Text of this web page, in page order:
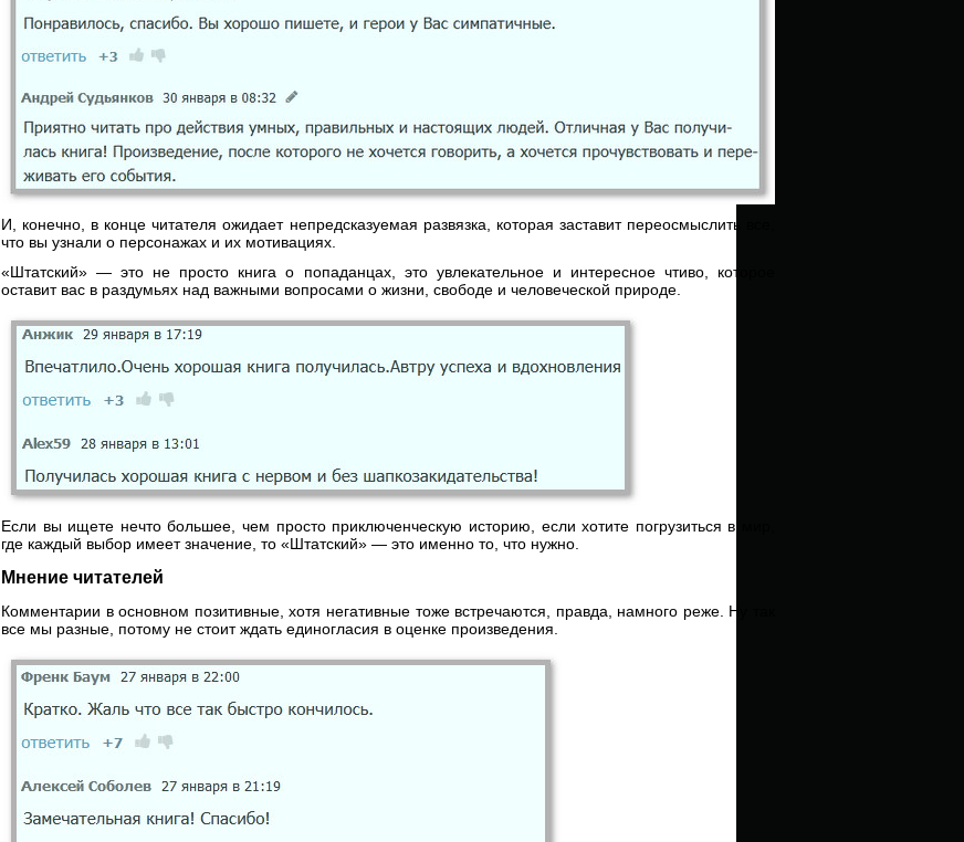
И, конечно, в конце читателя ожидает непредсказуемая развязка, которая заставит переосмыслить все,
что вы узнали о персонажах и их мотивациях.
«Штатский» — это не просто книга о попаданцах, это увлекательное и интересное чтиво, которое
оставит вас в раздумьях над важными вопросами о жизни, свободе и человеческой природе.
Если вы ищете нечто большее, чем просто приключенческую историю, если хотите погрузиться в мир,
где каждый выбор имеет значение, то «Штатский» — это именно то, что нужно.
Мнение читателей
Комментарии в основном позитивные, хотя негативные тоже встречаются, правда, намного реже. Ну так
все мы разные, потому не стоит ждать единогласия в оценке произведения.